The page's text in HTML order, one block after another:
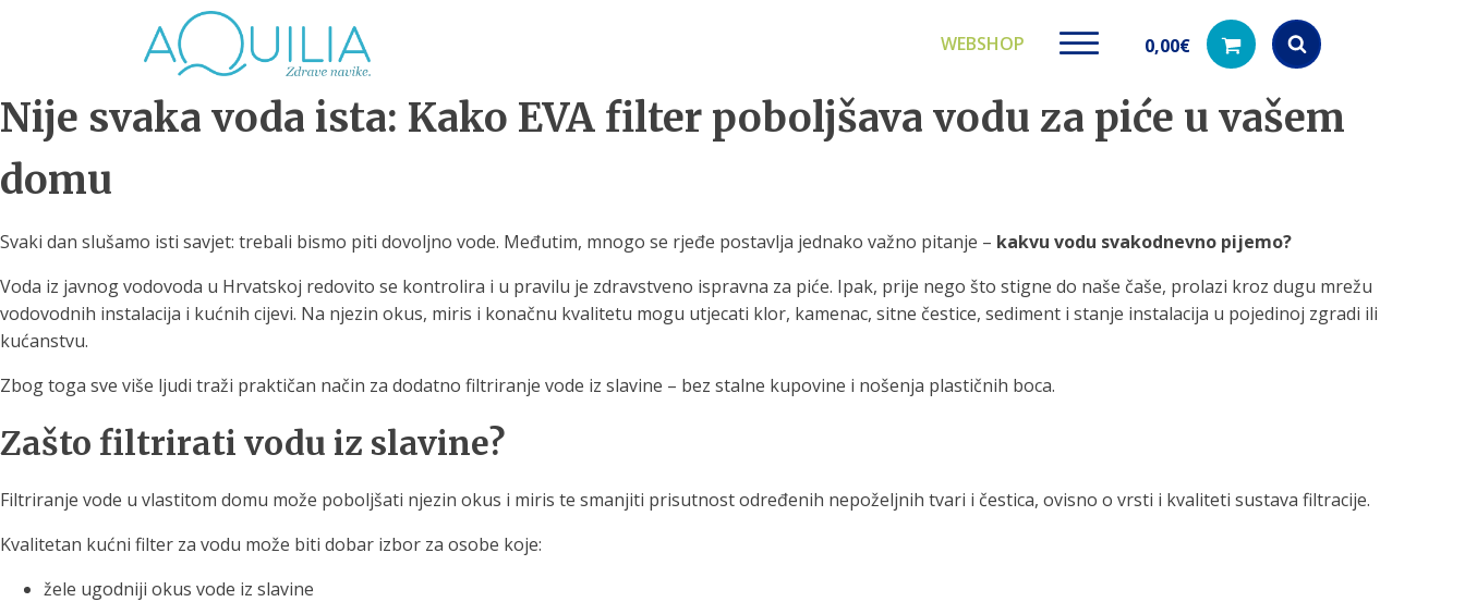
WEBSHOP 0,00€
Products
Nije svaka voda ista: Kako EVA filter poboljšava vodu za piće u vašem
domu
Svaki dan slušamo isti savjet: trebali bismo piti dovoljno vode. Međutim, mnogo se rjeđe postavlja jednako važno pitanje – kakvu vodu svakodnevno pijemo?
Voda iz javnog vodovoda u Hrvatskoj redovito se kontrolira i u pravilu je zdravstveno ispravna za piće. Ipak, prije nego što stigne do naše čaše, prolazi kroz dugu mrežu
vodovodnih instalacija i kućnih cijevi. Na njezin okus, miris i konačnu kvalitetu mogu utjecati klor, kamenac, sitne čestice, sediment i stanje instalacija u pojedinoj zgradi ili
kućanstvu.
Zbog toga sve više ljudi traži praktičan način za dodatno filtriranje vode iz slavine – bez stalne kupovine i nošenja plastičnih boca.
Zašto filtrirati vodu iz slavine?
Filtriranje vode u vlastitom domu može poboljšati njezin okus i miris te smanjiti prisutnost određenih nepoželjnih tvari i čestica, ovisno o vrsti i kvaliteti sustava filtracije.
Kvalitetan kućni filter za vodu može biti dobar izbor za osobe koje:
žele ugodniji okus vode iz slavine
Tuš glave
filtriranje vode za
tuširanje
Vrčevi za filtriranje
vode
Potpuno prijenosno rješenje
za sigurnu i čistu vodu za piće
Boce za filtriranje
vode
Potpuno prijenosno rješenje
za sigurnu i čistu vodu za piće
Zamjenski dijelovi
Zamjenski dijelovi za naše
proizvode
Akcijski paketi
Proizvodi na akciji
Ugradbeni filteri za
vodu
Učinkovito filtriranje vode iz
vodovodne mreže